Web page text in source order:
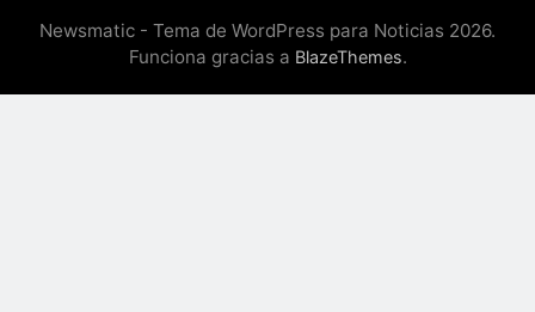
Newsmatic - Tema de WordPress para Noticias 2026.
Funciona gracias a BlazeThemes.